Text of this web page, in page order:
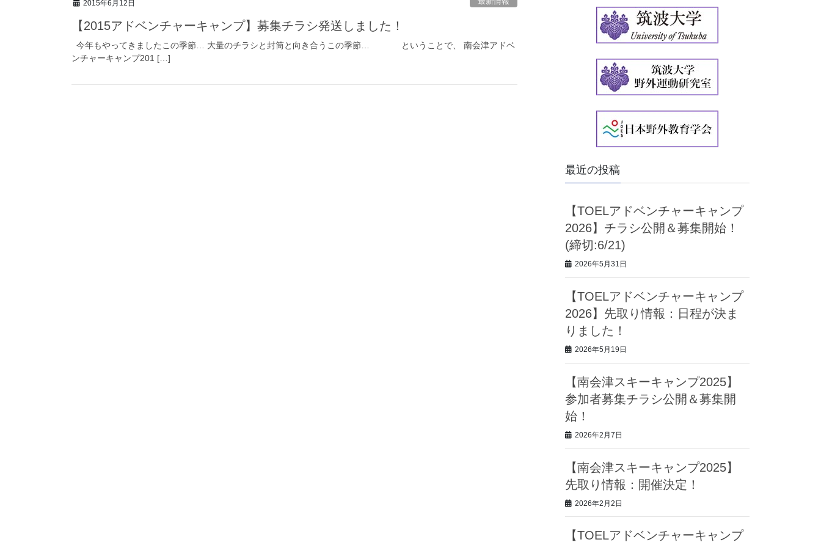
2015年6月12日
【2015アドベンチャーキャンプ】募集チラシ発送しました！
今年もやってきましたこの季節… 大量のチラシと封筒と向き合うこの季節… ということで、 南会津アドベ
ンチャーキャンプ201 […]
最近の投稿
【TOELアドベンチャーキャンプ
2026】チラシ公開＆募集開始！
(締切:6/21)
2026年5月31日
【TOELアドベンチャーキャンプ
2026】先取り情報：日程が決ま
りました！
2026年5月19日
【南会津スキーキャンプ2025】
参加者募集チラシ公開＆募集開
始！
2026年2月7日
【南会津スキーキャンプ2025】
先取り情報：開催決定！
2026年2月2日
【TOELアドベンチャーキャンプ